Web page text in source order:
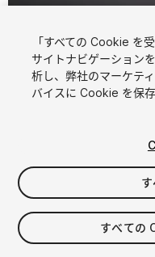
$4.99
「すべての Cookie を
サイトナビゲーション
析し、弊社のマーケテ
バイスに Cookie を保
すべての